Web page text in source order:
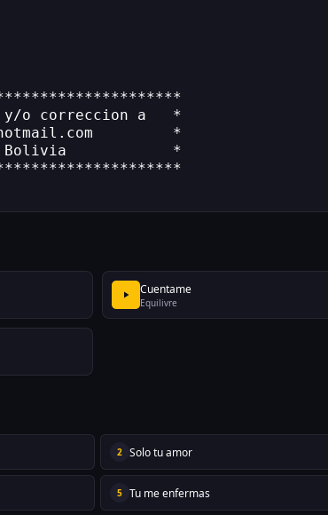
y/o correccion a   *
*
Bolivia            *
Cuentame
Equilivre
2 Solo tu amor
5 Tu me enfermas